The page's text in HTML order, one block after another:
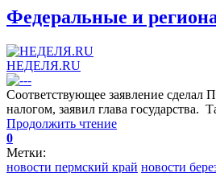
Федеральные и
НЕДЕЛЯ.RU
Соответствующее заявление сделал
налогом, заявил глава
Продолжить чтение
0
Метки:
новости пермский край новости